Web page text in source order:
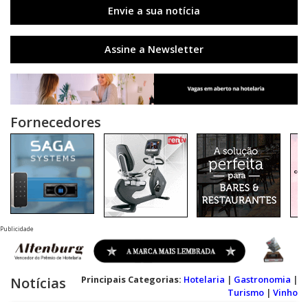
Envie a sua notícia
Assine a Newsletter
Fornecedores
Publicidade
Notícias Principais Categorias: Hotelaria | Gastronomia |
Turismo | Vinho